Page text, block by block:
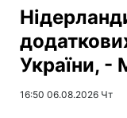
України, -
16:50 06.08.2026 Чт